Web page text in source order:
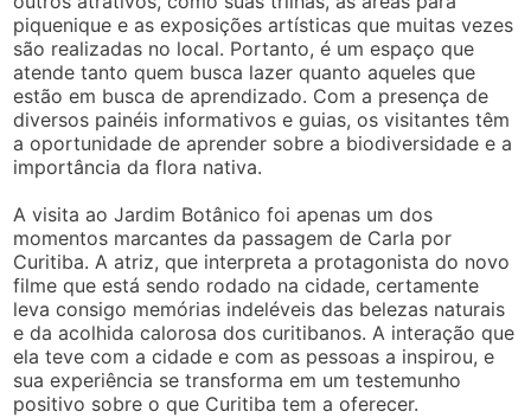
piquenique e as exposições artísticas que muitas vezes
são realizadas no local. Portanto, é um espaço que
atende tanto quem busca lazer quanto aqueles que
estão em busca de aprendizado. Com a presença de
diversos painéis informativos e guias, os visitantes têm
a oportunidade de aprender sobre a biodiversidade e a
importância da flora nativa.
A visita ao Jardim Botânico foi apenas um dos
momentos marcantes da passagem de Carla por
Curitiba. A atriz, que interpreta a protagonista do novo
filme que está sendo rodado na cidade, certamente
leva consigo memórias indeléveis das belezas naturais
e da acolhida calorosa dos curitibanos. A interação que
ela teve com a cidade e com as pessoas a inspirou, e
sua experiência se transforma em um testemunho
positivo sobre o que Curitiba tem a oferecer.